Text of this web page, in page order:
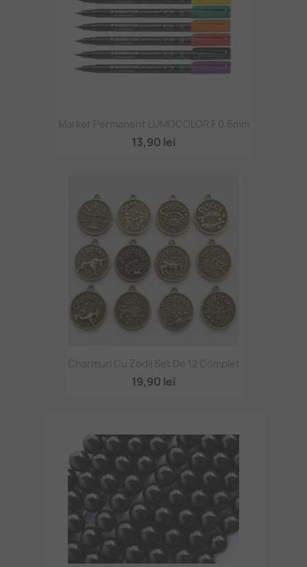
Marker Permanent LUMOCOLOR F 0.6mm
13,90 lei
Charmuri Cu Zodii Set De 12 Complet
19,90 lei